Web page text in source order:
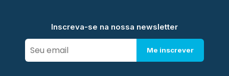
Inscreva-se na nossa newsletter
Me inscrever